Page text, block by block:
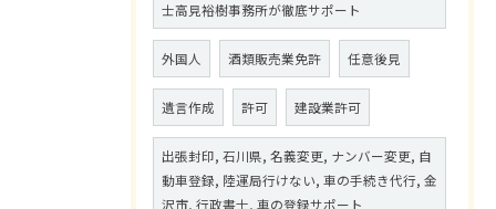
士高見裕樹事務所が徹底サポート
外国人 酒類販売業免許 任意後見
遺言作成 許可 建設業許可
出張封印, 石川県, 名義変更, ナンバー変更, 自
動車登録, 陸運局行けない, 車の手続き代行, 金
沢市, 行政書士, 車の登録サポート